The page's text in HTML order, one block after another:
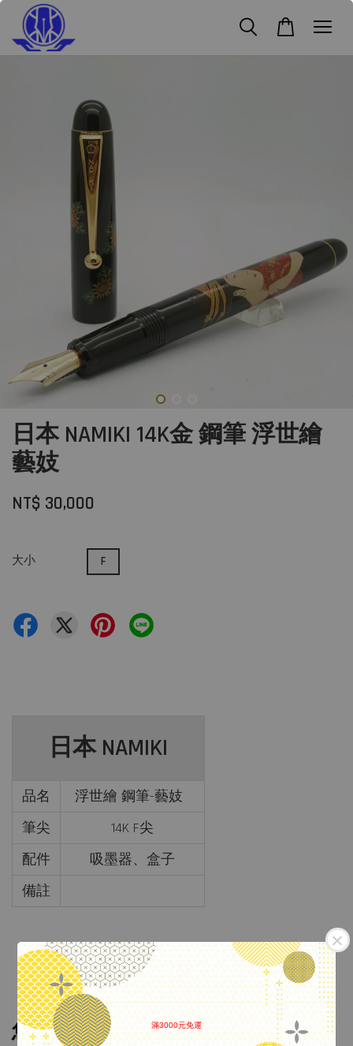
滿3000元免運
日本 NAMIKI 14K金 鋼筆 浮世繪
藝妓
NT$ 30,000
大小 F
日本 NAMIKI
品名
浮世繪 鋼筆-藝妓
筆尖
14K F尖
配件
吸墨器、盒子
備註
您可能也喜歡